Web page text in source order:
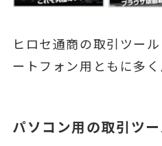
ヒロセ通商の取引ツー
ートフォン用ともに多く
パソコン用の取引ツー